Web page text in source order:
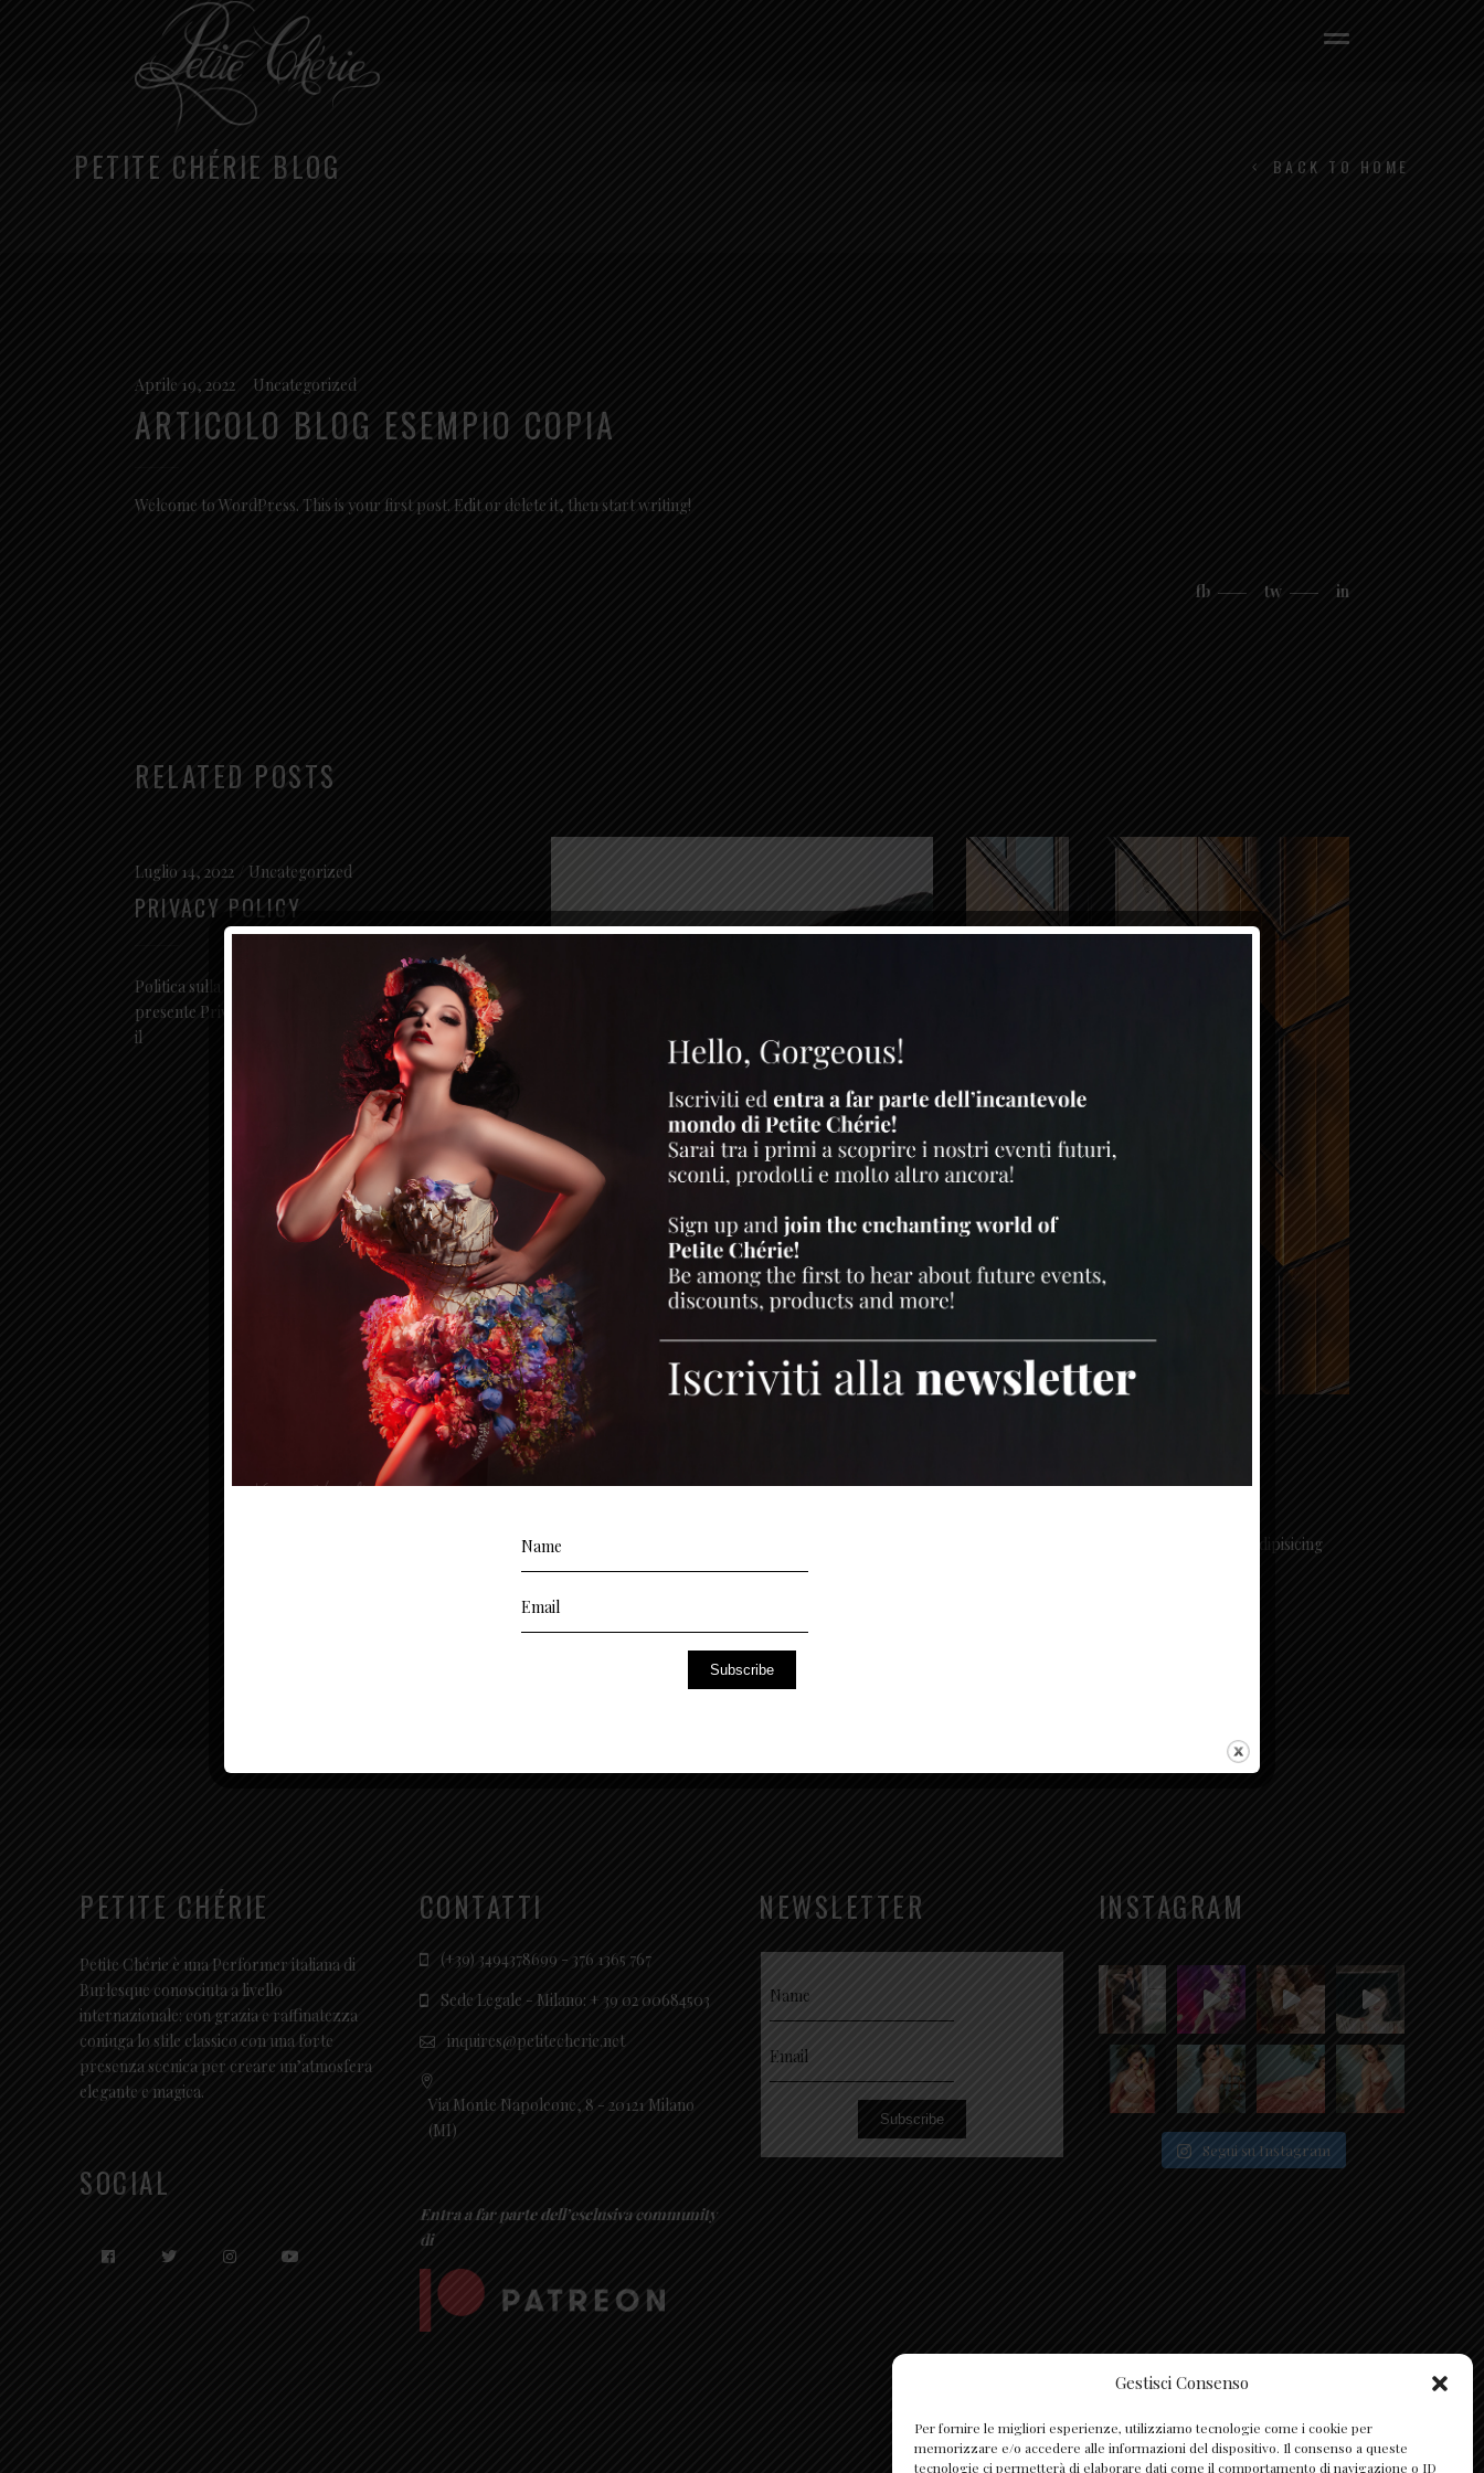
Gestisci Consenso
Per fornire le migliori esperienze, utilizziamo tecnologie come i cookie per
memorizzare e/o accedere alle informazioni del dispositivo. Il consenso a queste
tecnologie ci permetterà di elaborare dati come il comportamento di navigazione o ID
PETITE CHÉRIE BLOG BACK TO HOME
Aprile 19, 2022 Uncategorized
ARTICOLO BLOG ESEMPIO COPIA
Welcome to WordPress. This is your first post. Edit or delete it, then start writing!
fb tw in
RELATED POSTS
Luglio 14, 2022 Uncategorized
PRIVACY POLICY
Politica sulla privacy di www.petitecherie.net La
presente Privacy Policy è stata aggiornata l'ultima volta
il
Aprile 4, 2022
Lorem ipsum dolor sit amet, consectetur adipisicing
elit, sed do eiusmod tempor incididunt ut
Lorem ipsum dolor sit amet, consectetur adipisicing
PETITE CHÉRIE
Petite Chérie è una Performer italiana di
Burlesque conosciuta a livello
internazionale: con grazia e raffinatezza
coniuga lo stile classico con una forte
presenza scenica per creare un’atmosfera
elegante e magica.
SOCIAL
CONTATTI
(+39) 3494378699 - 376 1365 767
Sede Legale - Milano: + 39 02 00684503
inquires@petitecherie.net
Via Monte Napoleone, 8 - 20121 Milano
(MI)
Entra a far parte dell’esclusiva community
di
NEWSLETTER
Subscribe
INSTAGRAM
Segui su Instagram
Subscribe